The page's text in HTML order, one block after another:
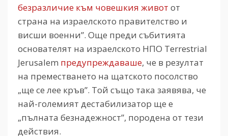
безразличие към човешкия живот от
страна на израелското правителство и
висши военни”. Още преди събитията
основателят на израелското НПО Terrestrial
Jerusalem предупреждаваше, че в резултат
на преместването на щатското посолство
„ще се лее кръв”. Той също така заявява, че
най-големият дестабилизатор ще е
„пълната безнадежност”, породена от тези
действия.